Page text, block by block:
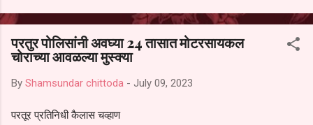
करण्यात यावी आणि सर्व पालकांच्या उपस्थितीत मतदान पद्धतीने शालेय समितीची
फेरनिवडणूक घेण्यात यावी, अशी मागणी पालकांनी केली आहे. या निवेदनाच्या प्रती
जिल्हा शिक्षण अधिकारी (प्राथमिक), जालना तसेच तालुका शिक्षण अधिकारी,
परतूर यांनाही पाठविण्यात आल्या असून प्रशासन याबाबत काय निर्णय घेते, याकडे
परतुर पोलिसांनी अवघ्या 24 तासात मोटरसायकल
चोराच्या आवळल्या मुस्क्या
By Shamsundar chittoda - July 09, 2023
परतूर प्रतिनिधी कैलास चव्हाण